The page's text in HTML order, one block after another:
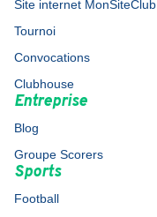
Site internet MonSiteClub
Tournoi
Convocations
Clubhouse
Entreprise
Blog
Groupe Scorers
Sports
Football